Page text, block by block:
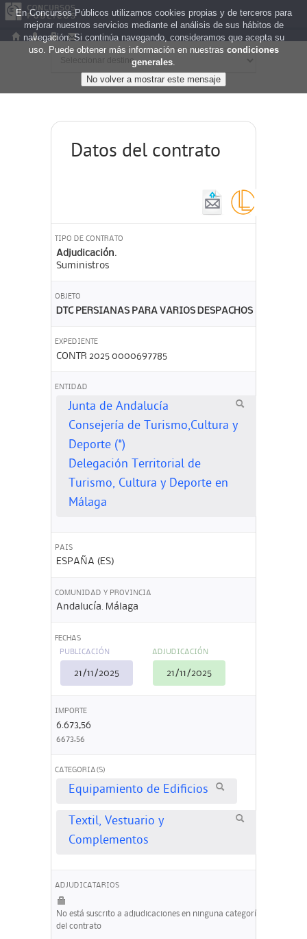
Datos del contrato
TIPO DE CONTRATO
Adjudicación.
Suministros
OBJETO
DTC PERSIANAS PARA VARIOS DESPACHOS
EXPEDIENTE
CONTR 2025 0000697785
ENTIDAD
Junta de Andalucía
Consejería de Turismo,Cultura y
Deporte (*)
Delegación Territorial de
Turismo, Cultura y Deporte en
Málaga
PAIS
ESPAÑA (ES)
COMUNIDAD Y PROVINCIA
Andalucía. Málaga
FECHAS
PUBLICACIÓN
21/11/2025
ADJUDICACIÓN
21/11/2025
IMPORTE
6.673,56
6673,56
CATEGORIA(S)
Equipamiento de Edificios
Textil, Vestuario y
Complementos
ADJUDICATARIOS
No está suscrito a adjudicaciones en ninguna categoría
del contrato
En Concursos Públicos utilizamos cookies propias y de terceros para
mejorar nuestros servicios mediante el análisis de sus hábitos de
navegación. Si continúa navegando, consideramos que acepta su
uso. Puede obtener más información en nuestras condiciones
generales.